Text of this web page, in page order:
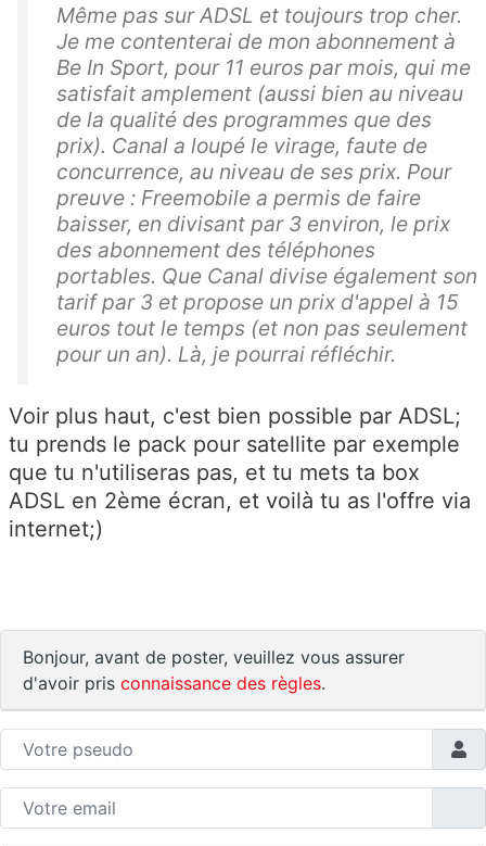
Même pas sur ADSL et toujours trop cher.
Je me contenterai de mon abonnement à
Be In Sport, pour 11 euros par mois, qui me
satisfait amplement (aussi bien au niveau
de la qualité des programmes que des
prix). Canal a loupé le virage, faute de
concurrence, au niveau de ses prix. Pour
preuve : Freemobile a permis de faire
baisser, en divisant par 3 environ, le prix
des abonnement des téléphones
portables. Que Canal divise également son
tarif par 3 et propose un prix d'appel à 15
euros tout le temps (et non pas seulement
pour un an). Là, je pourrai réfléchir.
Voir plus haut, c'est bien possible par ADSL;
tu prends le pack pour satellite par exemple
que tu n'utiliseras pas, et tu mets ta box
ADSL en 2ème écran, et voilà tu as l'offre via
internet;)
Bonjour, avant de poster, veuillez vous assurer
d'avoir pris connaissance des règles.